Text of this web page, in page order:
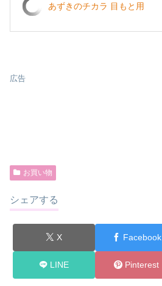
あずきのチカラ 目もと用
広告
お買い物
シェアする
X Facebook
LINE Pinterest